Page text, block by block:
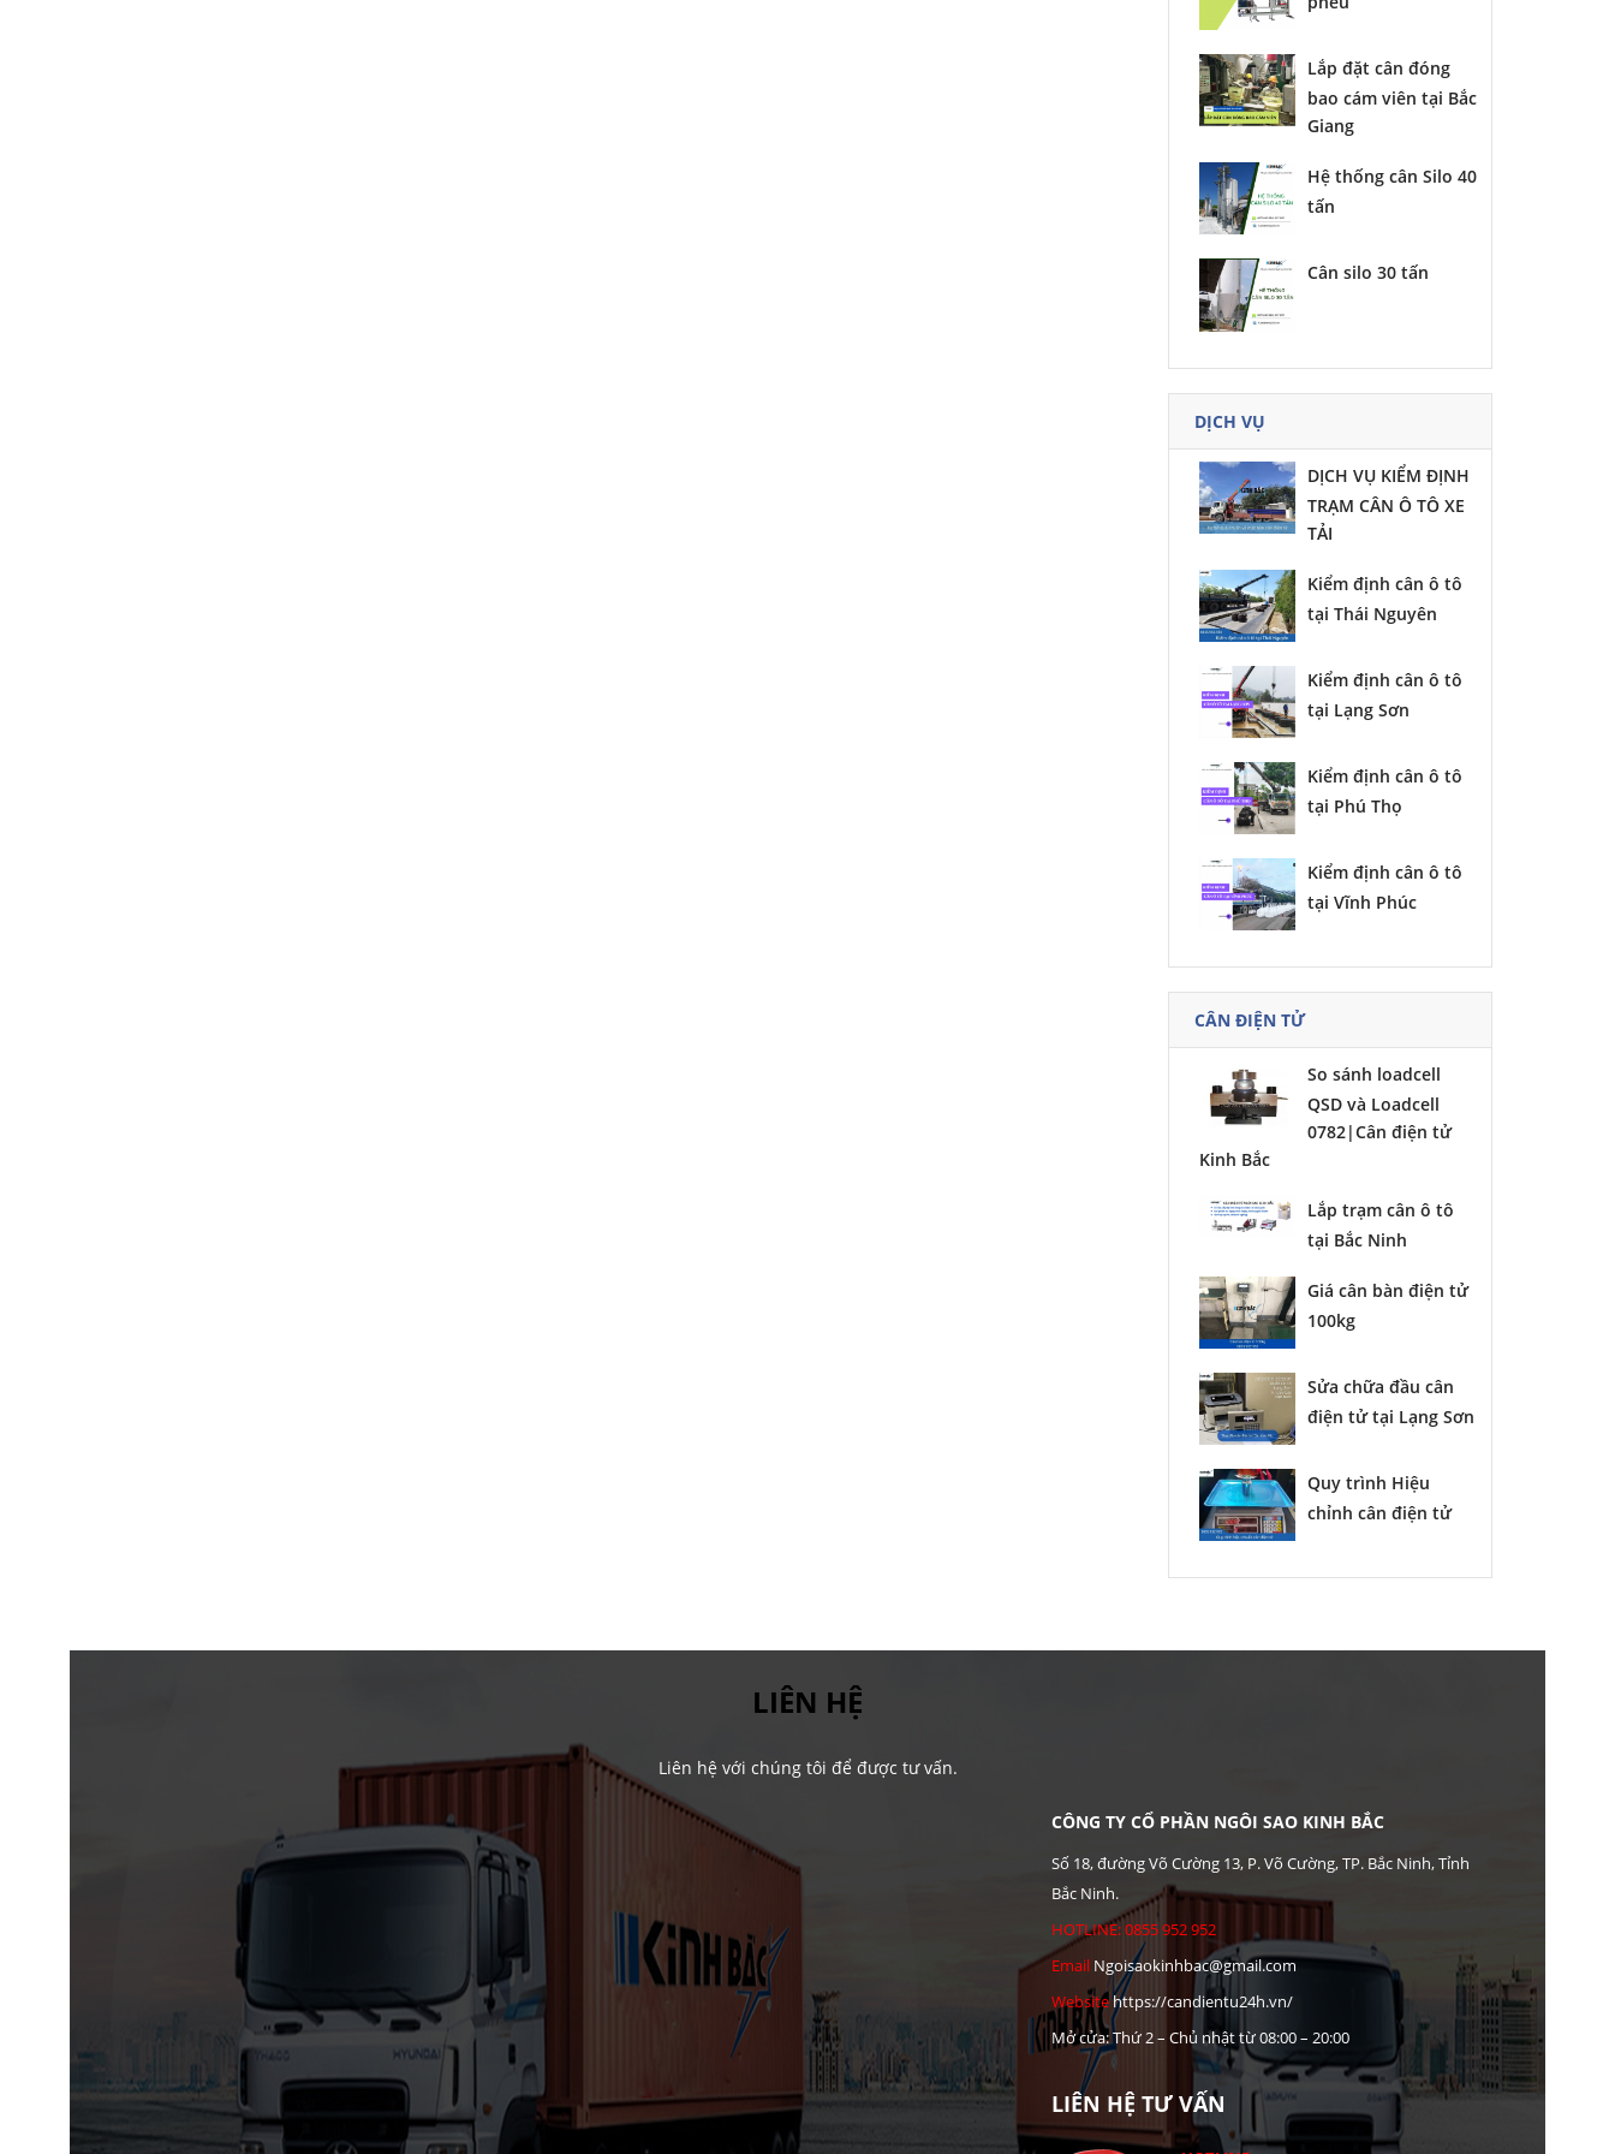
Lắp đặt cân đóng
bao cám viên tại Bắc
Giang
Hệ thống cân Silo 40
tấn
Cân silo 30 tấn
DỊCH VỤ
DỊCH VỤ KIỂM ĐỊNH
TRẠM CÂN Ô TÔ XE
TẢI
Kiểm định cân ô tô
tại Thái Nguyên
Kiểm định cân ô tô
tại Lạng Sơn
Kiểm định cân ô tô
tại Phú Thọ
Kiểm định cân ô tô
tại Vĩnh Phúc
CÂN ĐIỆN TỬ
So sánh loadcell
QSD và Loadcell
0782|Cân điện tử
Kinh Bắc
Lắp trạm cân ô tô
tại Bắc Ninh
Giá cân bàn điện tử
100kg
Sửa chữa đầu cân
điện tử tại Lạng Sơn
Quy trình Hiệu
chỉnh cân điện tử
LIÊN HỆ
Liên hệ với chúng tôi để được tư vấn.
CÔNG TY CỔ PHẦN NGÔI SAO KINH BẮC
Số 18, đường Võ Cường 13, P. Võ Cường, TP. Bắc Ninh, Tỉnh
Bắc Ninh.
HOTLINE: 0855 952 952
Email Ngoisaokinhbac@gmail.com
Websitehttps://candientu24h.vn/
Mở cửa: Thứ 2 – Chủ nhật từ 08:00 – 20:00
LIÊN HỆ TƯ VẤN